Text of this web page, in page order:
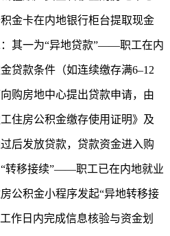
金卡在内地银行柜台提取现金
其一为“异地贷款”——职工在内
贷款条件（如连续缴存满6–12
购房地中心提出贷款申请，由
住房公积金缴存使用证明》及
后发放贷款，贷款资金进入购
转移接续”——职工已在内地就业
公积金小程序发起“异地转移接
作日内完成信息核验与资金划